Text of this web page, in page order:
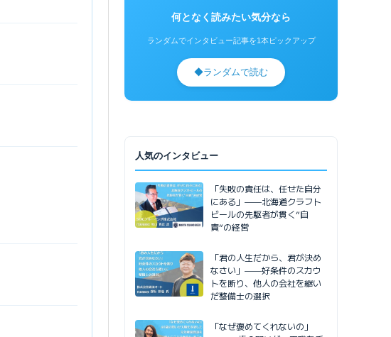
何となく読みたい気分なら
ランダムでインタビュー記事を1本ピックアップ
◆ランダムで読む
人気のインタビュー
「失敗の責任は、任せた自分
にある」——北海道クラフト
ビールの先駆者が貫く”自
責”の経営
「君の人生だから、君が決め
なさい」——好条件のスカウ
トを断り、他人の会社を継い
だ整備士の選択
「なぜ褒めてくれないの」